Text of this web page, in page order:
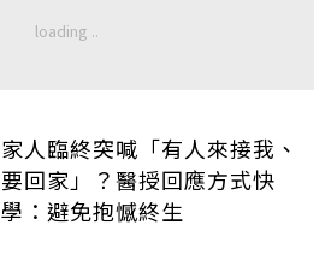
家人臨終突喊「有人來接我、
要回家」？醫授回應方式快
學：避免抱憾終生